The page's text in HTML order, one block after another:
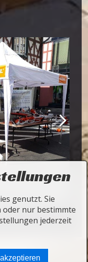
Impressum
genutzt. Sie
oder nur bestimmte
jederzeit